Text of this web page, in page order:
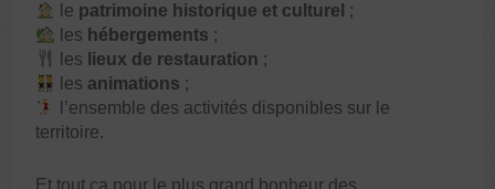
le patrimoine historique et culturel
;
les hébergements ;
les lieux de restauration ;
les animations ;
l’ensemble des activités disponibles sur le
territoire.